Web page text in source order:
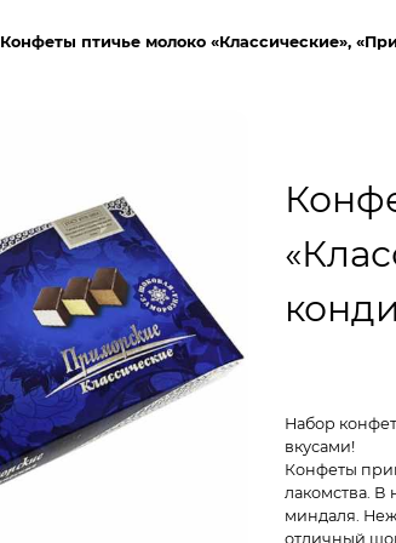
Конфеты птичье молоко «Классические»,
Набор
вкусами!
Конфеты
лакомства.
миндаля.
отличный